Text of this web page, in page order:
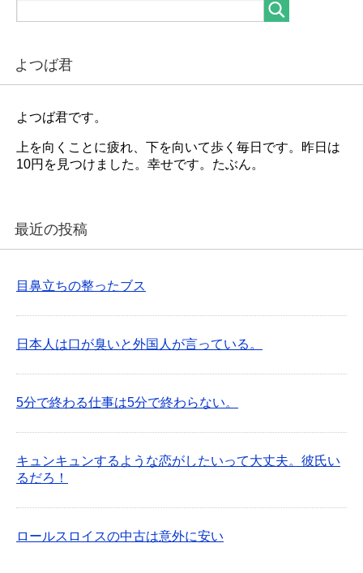
よつば君
よつば君です。
上を向くことに疲れ、下を向いて歩く毎日です。昨日は
10円を見つけました。幸せです。たぶん。
最近の投稿
目鼻立ちの整ったブス
日本人は口が臭いと外国人が言っている。
5分で終わる仕事は5分で終わらない。
キュンキュンするような恋がしたいって大丈夫。彼氏い
るだろ！
ロールスロイスの中古は意外に安い